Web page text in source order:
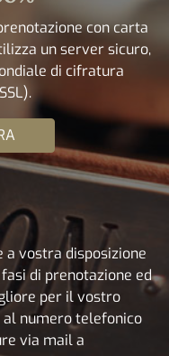
con carta
un server sicuro,
di cifratura
vostra disposizione
di prenotazione ed
per il vostro
numero telefonico
via mail a